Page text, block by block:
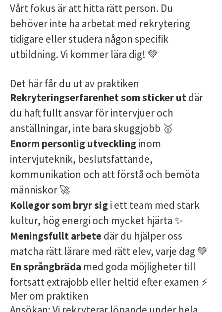
Vårt fokus är att hitta rätt person. Du
behöver inte ha arbetat med rekrytering
tidigare eller studera någon specifik
utbildning. Vi kommer lära dig! 💚
Det här får du ut av praktiken
Rekryteringserfarenhet som sticker utdär
du haft fullt ansvar för intervjuer och
anställningar, inte bara skuggjobb 🥇
Enorm personlig utvecklinginom
intervjuteknik, beslutsfattande,
kommunikation och att förstå och bemöta
människor 🚀
Kollegor som bryr sigi ett team med stark
kultur, hög energi och mycket hjärta ✨
Meningsfullt arbetedär du hjälper oss
matcha rätt lärare med rätt elev, varje dag 💚
En språngbräda med goda möjligheter till
fortsatt extrajobb eller heltid efter examen ⚡️
Mer om praktiken